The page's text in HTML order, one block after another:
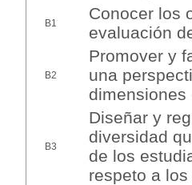
B1
Conocer los
evaluación
B2
Promover y
una
B3
Diseñar y
diversidad
de los
respeto a